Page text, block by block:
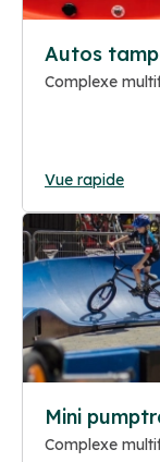
Autos
Complexe
Vue rapide
Mini
Complexe